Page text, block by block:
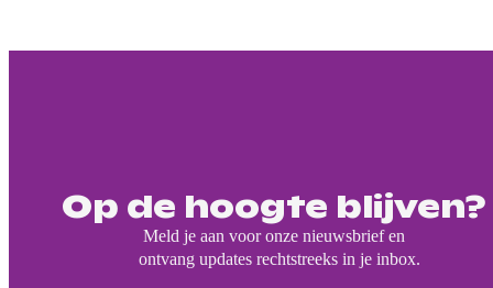
Op de hoogte blijven?
Meld je aan voor onze nieuwsbrief en
ontvang updates rechtstreeks in je inbox.